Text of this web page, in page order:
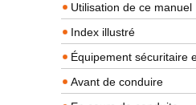
Utilisation de ce manuel
Index illustré
Équipement sécuritaire
Avant de conduire